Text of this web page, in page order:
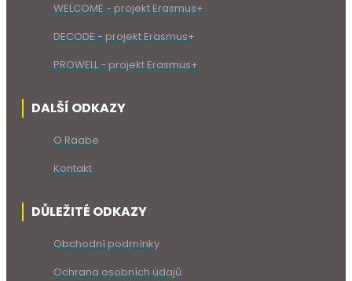
WELCOME - projekt Erasmus+
DECODE - projekt Erasmus+
PROWELL - projekt Erasmus+
DALŠÍ ODKAZY
O Raabe
Kontakt
DŮLEŽITÉ ODKAZY
Obchodní podmínky
Ochrana osobních údajů